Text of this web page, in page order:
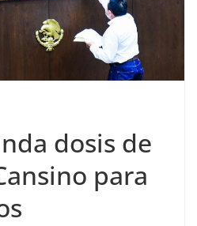
dosis de
para